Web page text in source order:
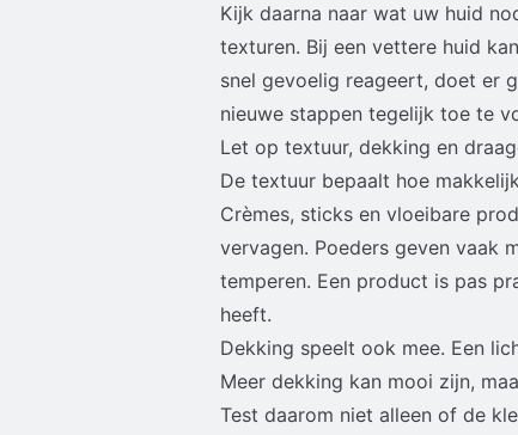
Kijk daarna naar wat uw huid
texturen. Bij een vettere huid
snel gevoelig reageert, doet er
nieuwe stappen tegelijk toe te
Let op textuur, dekking en
De textuur bepaalt hoe
Crèmes, sticks en vloeibare
vervagen. Poeders geven vaak
temperen. Een product is pas
heeft.
Dekking speelt ook mee. Een
Meer dekking kan mooi zijn,
Test daarom niet alleen of de